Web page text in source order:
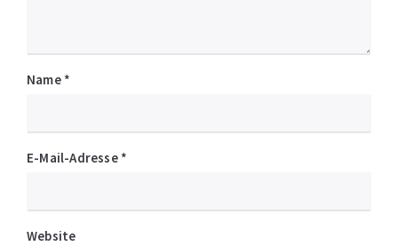
Name *
E-Mail-Adresse *
Website